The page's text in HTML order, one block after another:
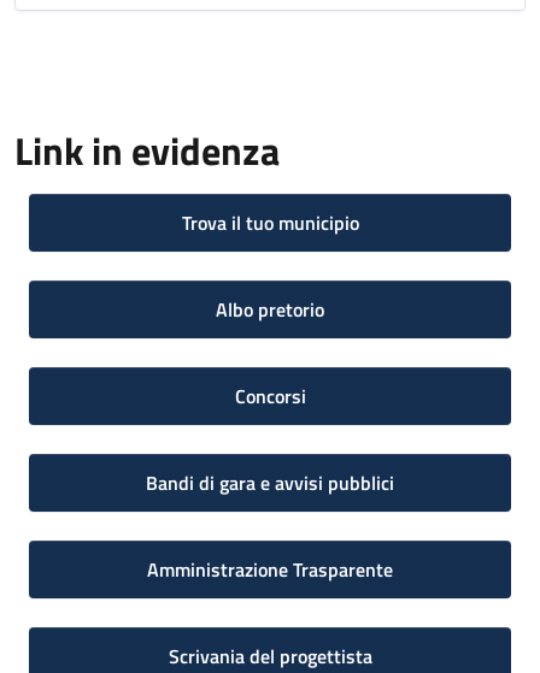
Link in evidenza
Trova il tuo municipio
Albo pretorio
Concorsi
Bandi di gara e avvisi pubblici
Amministrazione Trasparente
Scrivania del progettista